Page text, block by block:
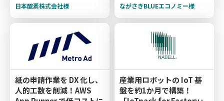
日本酸素株式会社様 ながさきBLUEエコノミー様
紙の申請作業を DX 化し、
人的工数を削減！AWS
産業用ロボットの IoT 基
盤を約1か月で構築！